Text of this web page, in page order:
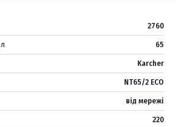
2760
65
Karcher
NT65/2 ECO
від мережі
220